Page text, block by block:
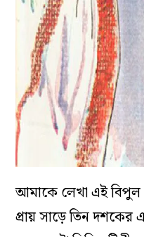
আমাকে লেখা এই বিপুল
প্রায় সাড়ে তিন দশকের